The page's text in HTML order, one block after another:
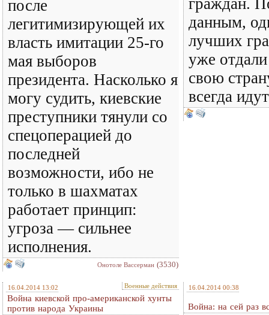
после
легитимизирующей их
власть имитации 25-го
мая выборов
президента. Насколько я
могу судить, киевские
преступники тянули со
спецоперацией до
последней
возможности, ибо не
только в шахматах
работает принцип:
угроза — сильнее
исполнения.
Онотоле Вассерман (3530)
данным,
лучших
уже
свою
всегда
16.04.2014 13:02 Военные действия
Война киевской про-американской хунты
против народа Украины
16.04.2014 00:38
Война: на сей раз